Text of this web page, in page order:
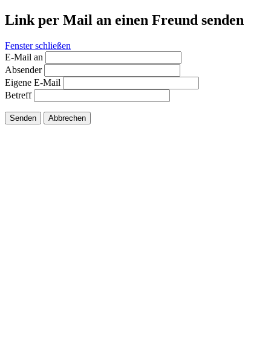
Link per Mail an einen Freund senden
Fenster schließen
E-Mail an
Absender
Eigene E-Mail
Betreff
Senden Abbrechen